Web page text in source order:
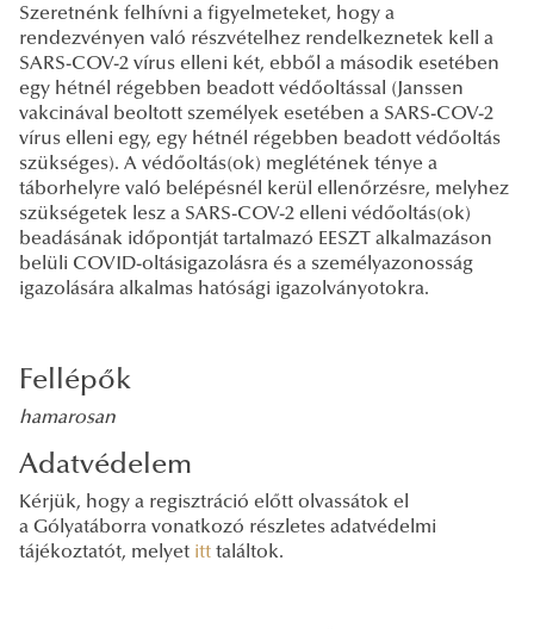
Szeretnénk felhívni a figyelmeteket, hogy a
rendezvényen való részvételhez rendelkeznetek kell a
SARS-COV-2 vírus elleni két, ebből a második esetében
egy hétnél régebben beadott védőoltással (Janssen
vakcinával beoltott személyek esetében a SARS-COV-2
vírus elleni egy, egy hétnél régebben beadott védőoltás
szükséges). A védőoltás(ok) meglétének ténye a
táborhelyre való belépésnél kerül ellenőrzésre, melyhez
szükségetek lesz a SARS-COV-2 elleni védőoltás(ok)
beadásának időpontját tartalmazó EESZT alkalmazáson
belüli COVID-oltásigazolásra és a személyazonosság
igazolására alkalmas hatósági igazolványotokra.
Fellépők
hamarosan
Adatvédelem
Kérjük, hogy a regisztráció előtt olvassátok el
a Gólyatáborra vonatkozó részletes adatvédelmi
tájékoztatót, melyet itt találtok.